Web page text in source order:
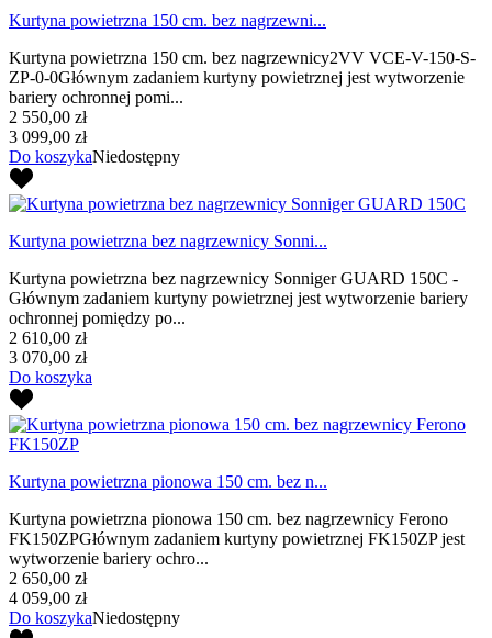
Kurtyna powietrzna 150 cm. bez nagrzewni...
Kurtyna powietrzna 150 cm. bez nagrzewnicy2VV VCE-V-150-S-
ZP-0-0Głównym zadaniem kurtyny powietrznej jest wytworzenie
bariery ochronnej pomi...
2 550,00 zł
3 099,00 zł
Do koszykaNiedostępny
Kurtyna powietrzna bez nagrzewnicy Sonni...
Kurtyna powietrzna bez nagrzewnicy Sonniger GUARD 150C -
Głównym zadaniem kurtyny powietrznej jest wytworzenie bariery
ochronnej pomiędzy po...
2 610,00 zł
3 070,00 zł
Do koszyka
Kurtyna powietrzna pionowa 150 cm. bez n...
Kurtyna powietrzna pionowa 150 cm. bez nagrzewnicy Ferono
FK150ZPGłównym zadaniem kurtyny powietrznej FK150ZP jest
wytworzenie bariery ochro...
2 650,00 zł
4 059,00 zł
Do koszykaNiedostępny